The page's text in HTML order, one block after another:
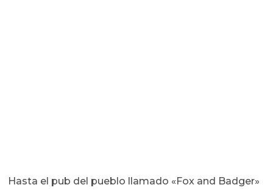
Hasta el pub del pueblo llamado «Fox and Badger»